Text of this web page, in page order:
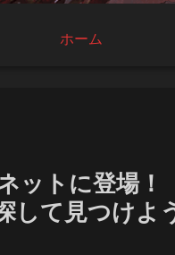
ホーム
ットに登場！
して見つけよ